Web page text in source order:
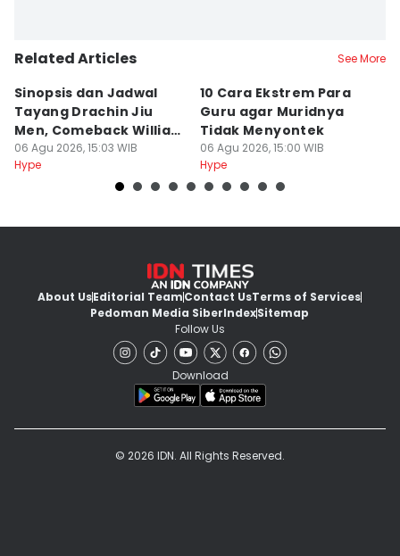
Related Articles See More
Sinopsis dan Jadwal
Tayang Drachin Jiu
Men, Comeback William
Chan
06 Agu 2026, 15:03 WIB
Hype
10 Cara Ekstrem Para
Guru agar Muridnya
Tidak Menyontek
06 Agu 2026, 15:00 WIB
Hype
About UsEditorial TeamContact UsTerms of Services
Pedoman Media SiberIndexSitemap
Follow Us
Download
© 2026 IDN. All Rights Reserved.